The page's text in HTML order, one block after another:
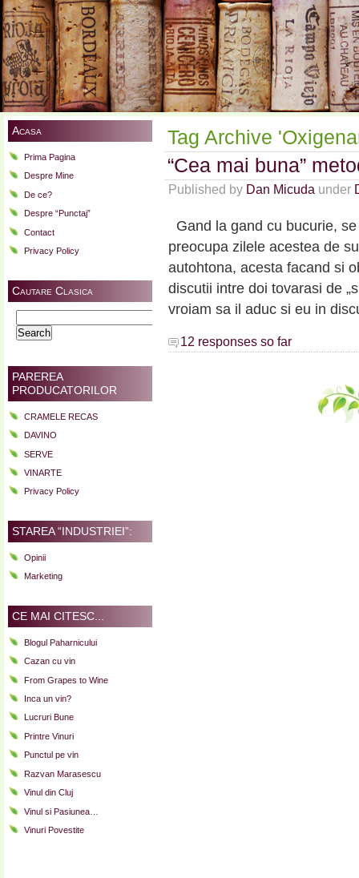
Acasa
Prima Pagina
Despre Mine
De ce?
Despre “Punctaj”
Contact
Privacy Policy
Cautare Clasica
for:
PAREREA
PRODUCATORILOR
CRAMELE RECAS
DAVINO
SERVE
VINARTE
Privacy Policy
STAREA “INDUSTRIEI”:
Opinii
Marketing
CE MAI CITESC...
Blogul Paharnicului
Cazan cu vin
From Grapes to Wine
Inca un vin?
Lucruri Bune
Printre Vinuri
Punctul pe vin
Razvan Marasescu
Vinul din Cluj
Vinul si Pasiunea…
Vinuri Povestite
Tag Archive
“Cea mai buna”
Published by Dan Micuda under
Gand la gand cu bucurie,
preocupa zilele acestea de
autohtona, acesta facand si
discutii intre doi tovarasi de
vroiam sa il aduc si eu in
12 responses so far